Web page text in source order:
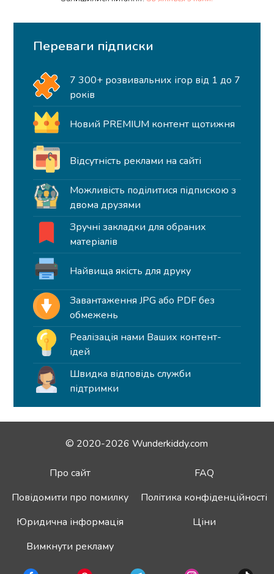
Переваги підписки
7 300+ розвивальних ігор від 1 до 7
років
Новий PREMIUM контент щотижня
Відсутність реклами на сайті
Можливість поділитися підпискою з
двома друзями
Зручні закладки для обраних
матеріалів
Найвища якість для друку
Завантаження JPG або PDF без
обмежень
Реалізація нами Ваших контент-
ідей
Швидка відповідь служби
підтримки
© 2020-2026 Wunderkiddy.com
Про сайт
FAQ
Повідомити про помилку
Політика конфіденційності
Юридична інформація
Ціни
Вимкнути рекламу